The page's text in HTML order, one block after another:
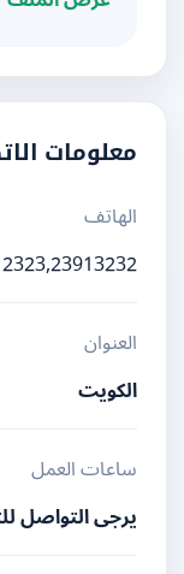
معلومات الاتصال
الهاتف
العنوان
الكويت
ساعات العمل
يرجى التواصل